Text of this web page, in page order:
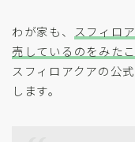
わが家も、
スフィロ
売しているのをみた
スフィロアクアの公
します。